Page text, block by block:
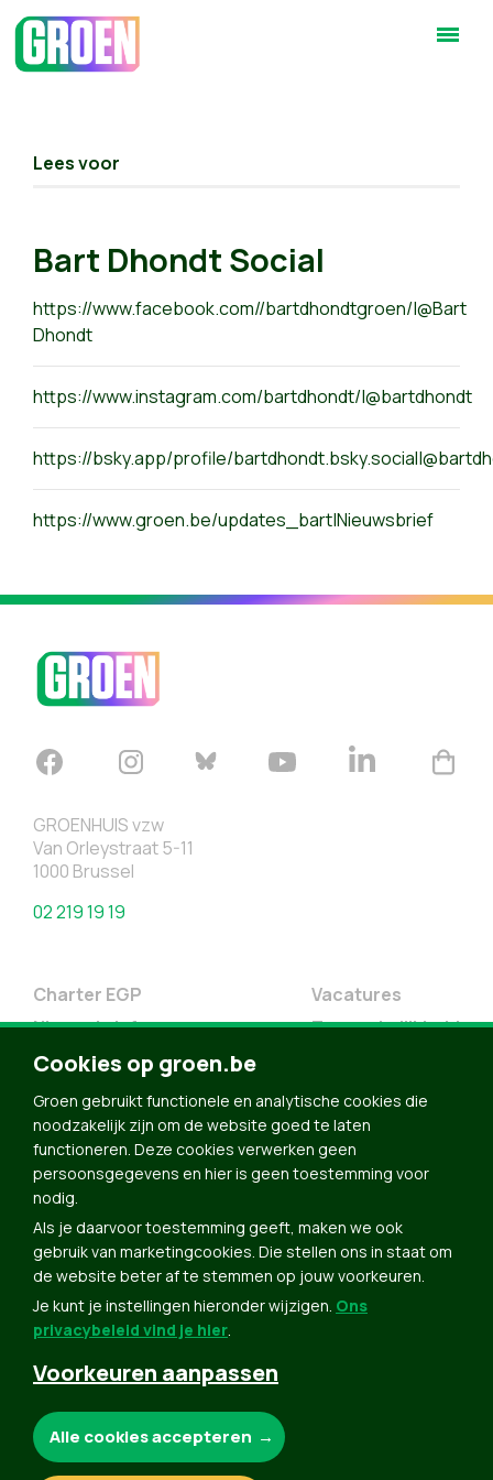
Lees voor
Bart Dhondt Social
https://www.facebook.com//bartdhondtgroen/|@Bart
Dhondt
https://www.instagram.com/bartdhondt/|@bartdhondt
https://bsky.app/profile/bartdhondt.bsky.social|
https://www.groen.be/updates_bart|Nieuwsbrief
GROENHUIS vzw
Van Orleystraat 5-11
1000 Brussel
02 219 19 19
Charter EGP
Nieuwsbrief
Doe Mee
Contact
Groen in je buurt
Meldpunt
Vacatures
Toegankelijkheid
Word lid
Agenda
Bekijk kalender
Verleng je lidmaatschap
Programma oktober 2024
Programma juni 2024
Downloads
Webshop
Cookies op groen.be
Groen gebruikt functionele en analytische cookies die
noodzakelijk zijn om de website goed te laten
functioneren. Deze cookies verwerken geen
persoonsgegevens en hier is geen toestemming voor
nodig.
Als je daarvoor toestemming geeft, maken we ook
gebruik van marketingcookies. Die stellen ons in staat om
de website beter af te stemmen op jouw voorkeuren.
Je kunt je instellingen hieronder wijzigen. Ons
privacybeleid vind je hier.
Voorkeuren aanpassen
Alle cookies accepteren